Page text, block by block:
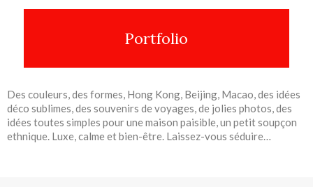
Portfolio
Des couleurs, des formes, Hong Kong, Beijing, Macao, des idées
déco sublimes, des souvenirs de voyages, de jolies photos, des
idées toutes simples pour une maison paisible, un petit soupçon
ethnique. Luxe, calme et bien-être. Laissez-vous séduire…